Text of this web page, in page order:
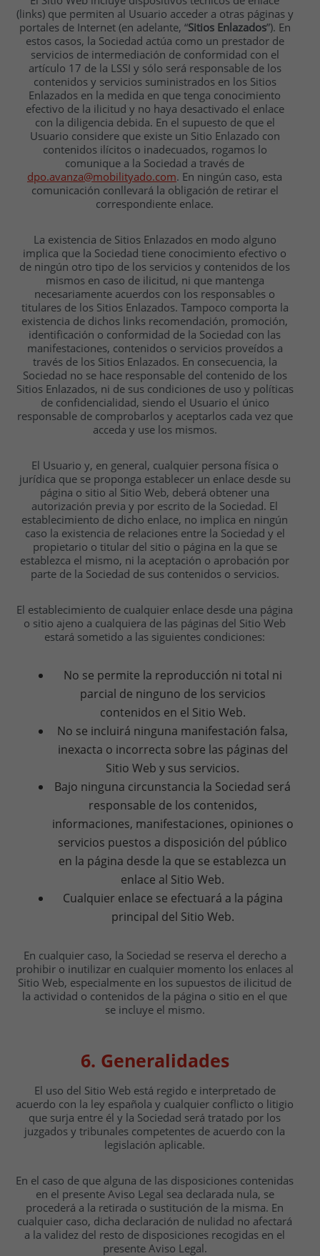
(links) que permiten al Usuario acceder a otras páginas y
portales de Internet (en adelante, “Sitios Enlazados”). En
estos casos, la Sociedad actúa como un prestador de
servicios de intermediación de conformidad con el
artículo 17 de la LSSI y sólo será responsable de los
contenidos y servicios suministrados en los Sitios
Enlazados en la medida en que tenga conocimiento
efectivo de la ilicitud y no haya desactivado el enlace
con la diligencia debida. En el supuesto de que el
Usuario considere que existe un Sitio Enlazado con
contenidos ilícitos o inadecuados, rogamos lo
comunique a la Sociedad a través de
dpo.avanza@mobilityado.com. En ningún caso, esta
comunicación conllevará la obligación de retirar el
correspondiente enlace.
La existencia de Sitios Enlazados en modo alguno
implica que la Sociedad tiene conocimiento efectivo o
de ningún otro tipo de los servicios y contenidos de los
mismos en caso de ilicitud, ni que mantenga
necesariamente acuerdos con los responsables o
titulares de los Sitios Enlazados. Tampoco comporta la
existencia de dichos links recomendación, promoción,
identificación o conformidad de la Sociedad con las
manifestaciones, contenidos o servicios proveídos a
través de los Sitios Enlazados. En consecuencia, la
Sociedad no se hace responsable del contenido de los
Sitios Enlazados, ni de sus condiciones de uso y políticas
de confidencialidad, siendo el Usuario el único
responsable de comprobarlos y aceptarlos cada vez que
acceda y use los mismos.
El Usuario y, en general, cualquier persona física o
jurídica que se proponga establecer un enlace desde su
página o sitio al Sitio Web, deberá obtener una
autorización previa y por escrito de la Sociedad. El
establecimiento de dicho enlace, no implica en ningún
caso la existencia de relaciones entre la Sociedad y el
propietario o titular del sitio o página en la que se
establezca el mismo, ni la aceptación o aprobación por
parte de la Sociedad de sus contenidos o servicios.
El establecimiento de cualquier enlace desde una página
o sitio ajeno a cualquiera de las páginas del Sitio Web
estará sometido a las siguientes condiciones:
No se permite la reproducción ni total ni
parcial de ninguno de los servicios
contenidos en el Sitio Web.
No se incluirá ninguna manifestación falsa,
inexacta o incorrecta sobre las páginas del
Sitio Web y sus servicios.
Bajo ninguna circunstancia la Sociedad será
responsable de los contenidos,
informaciones, manifestaciones, opiniones o
servicios puestos a disposición del público
en la página desde la que se establezca un
enlace al Sitio Web.
Cualquier enlace se efectuará a la página
principal del Sitio Web.
En cualquier caso, la Sociedad se reserva el derecho a
prohibir o inutilizar en cualquier momento los enlaces al
Sitio Web, especialmente en los supuestos de ilicitud de
la actividad o contenidos de la página o sitio en el que
se incluye el mismo.
6. Generalidades
El uso del Sitio Web está regido e interpretado de
acuerdo con la ley española y cualquier conflicto o litigio
que surja entre él y la Sociedad será tratado por los
juzgados y tribunales competentes de acuerdo con la
legislación aplicable.
En el caso de que alguna de las disposiciones contenidas
en el presente Aviso Legal sea declarada nula, se
procederá a la retirada o sustitución de la misma. En
cualquier caso, dicha declaración de nulidad no afectará
a la validez del resto de disposiciones recogidas en el
presente Aviso Legal.